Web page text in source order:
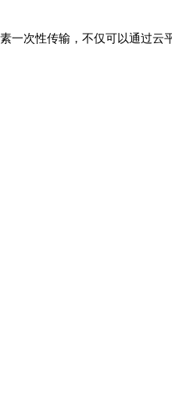
一次性传输，不仅可以通过云